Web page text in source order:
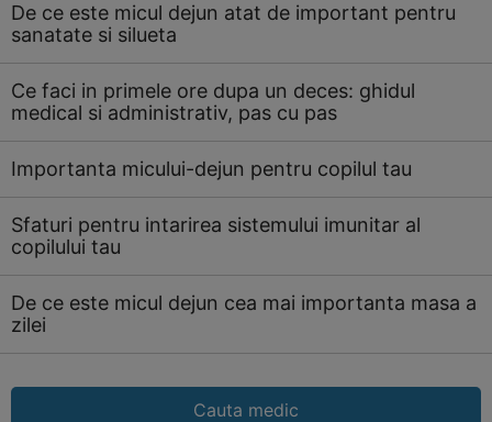
De ce este micul dejun atat de important pentru
sanatate si silueta
Ce faci in primele ore dupa un deces: ghidul
medical si administrativ, pas cu pas
Importanta micului-dejun pentru copilul tau
Sfaturi pentru intarirea sistemului imunitar al
copilului tau
De ce este micul dejun cea mai importanta masa a
zilei
Cauta medic